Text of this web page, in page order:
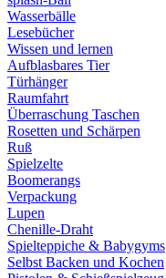
Wasserbälle
Lesebücher
Wissen und lernen
Aufblasbares Tier
Türhänger
Raumfahrt
Überraschung Taschen
Rosetten und Schärpen
Ruß
Spielzelte
Boomerangs
Verpackung
Lupen
Chenille-Draht
Spielteppiche & Babygyms
Selbst Backen und Kochen